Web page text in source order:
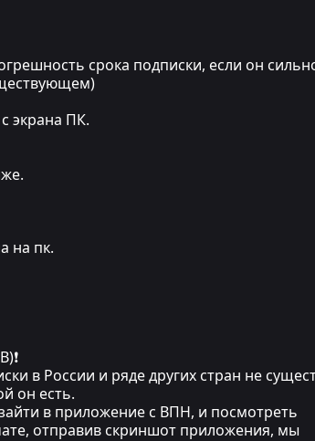
срока подписки, если он
экрана ПК.
на пк.
в России и ряде других стран не
он есть.
в приложение с ВПН, и посмотреть
отправив скриншот приложения, мы